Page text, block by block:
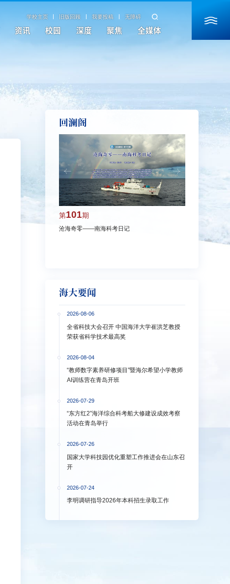
学校主页 旧版回顾 我要投稿 无障碍
资讯 校园 深度 聚焦 全媒体
回澜阁
第101期
沧海奇零——南海科考日记
洋大学多措并
海大要闻
2026-08-06
全省科技大会召开 中国海洋大学崔洪芝教授
荣获省科学技术最高奖
2026-08-04
“教师数字素养研修项目”暨海尔希望小学教师
AI训练营在青岛开班
2026-07-29
“东方红2”海洋综合科考船大修建设成效考察
活动在青岛举行
2026-07-26
国家大学科技园优化重塑工作推进会在山东召
开
2026-07-24
李明调研指导2026年本科招生录取工作